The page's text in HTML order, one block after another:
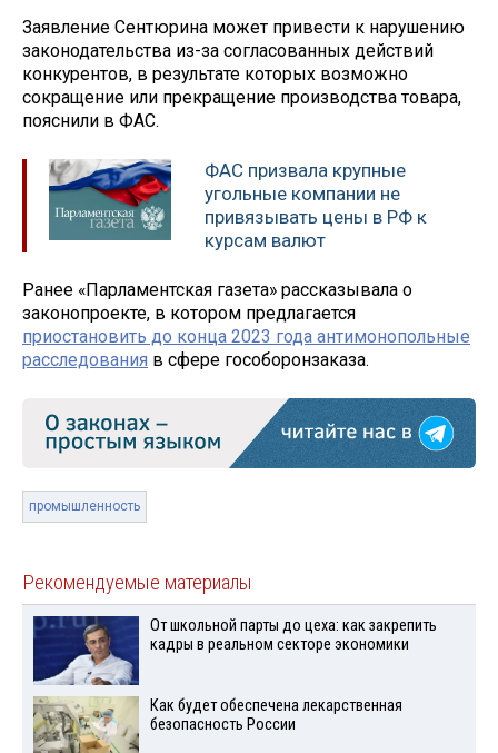
Заявление Сентюрина может привести к нарушению
законодательства из-за согласованных действий
конкурентов, в результате которых возможно
сокращение или прекращение производства товара,
пояснили в ФАС.
ФАС призвала крупные
угольные компании не
привязывать цены в РФ к
курсам валют
Ранее «Парламентская газета» рассказывала о
законопроекте, в котором предлагается
приостановить до конца 2023 года антимонопольные
расследования в сфере гособоронзаказа.
промышленность
Рекомендуемые материалы
От школьной парты до цеха: как закрепить
кадры в реальном секторе экономики
Как будет обеспечена лекарственная
безопасность России